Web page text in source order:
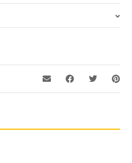
Quadrado,Redondo